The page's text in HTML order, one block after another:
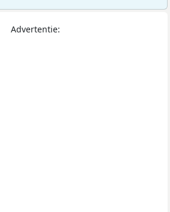
Advertentie: